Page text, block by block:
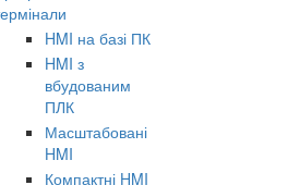
HMI на базі ПК
HMI з
вбудованим
ПЛК
Масштабовані
HMI
Компактні HMI